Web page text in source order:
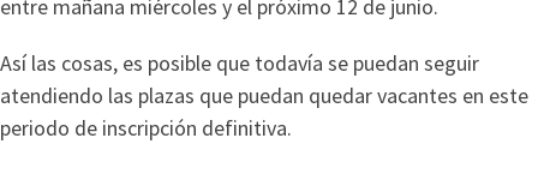
entre mañana miércoles y el próximo 12 de junio.
Así las cosas, es posible que todavía se puedan seguir
atendiendo las plazas que puedan quedar vacantes en este
periodo de inscripción definitiva.